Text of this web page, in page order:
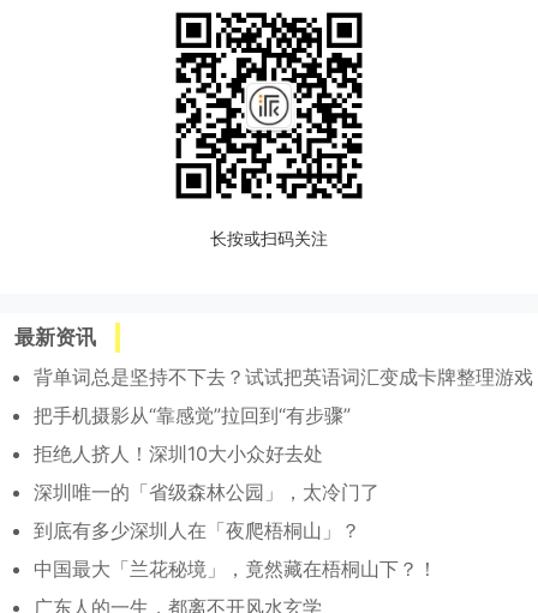
长按或扫码关注
最新资讯
背单词总是坚持不下去？试试把英语词汇变成卡牌整理游戏
把手机摄影从“靠感觉”拉回到“有步骤”
拒绝人挤人！深圳10大小众好去处
深圳唯一的「省级森林公园」，太冷门了
到底有多少深圳人在「夜爬梧桐山」？
中国最大「兰花秘境」，竟然藏在梧桐山下？！
广东人的一生，都离不开风水玄学